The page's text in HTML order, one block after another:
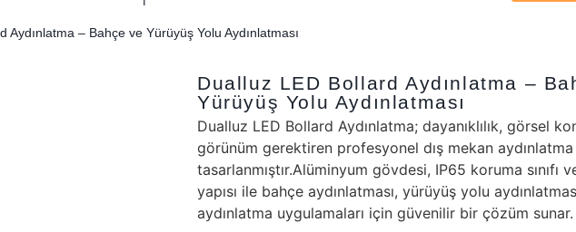
Aydınlatma – Bahçe ve Yürüyüş Yolu Aydınlatması
Dualluz LED Bollard Aydınlatma –
Yürüyüş Yolu Aydınlatması
Dualluz LED Bollard Aydınlatma; dayanıklılık, görsel
görünüm gerektiren profesyonel dış mekan
tasarlanmıştır.Alüminyum gövdesi, IP65 koruma sınıfı
yapısı ile bahçe aydınlatması, yürüyüş yolu
aydınlatma uygulamaları için güvenilir bir çözüm sunar.